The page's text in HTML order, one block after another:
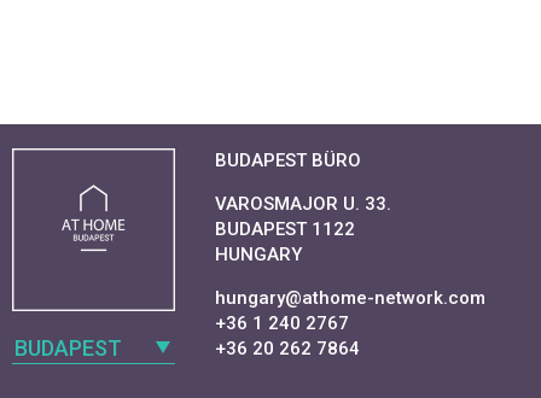
BUDAPEST
BUDAPEST BÜRO
VAROSMAJOR U. 33.
BUDAPEST 1122
HUNGARY
hungary@athome-network.com
+36 1 240 2767
+36 20 262 7864